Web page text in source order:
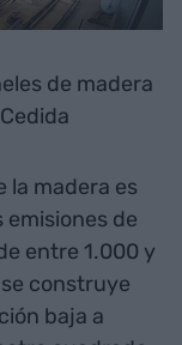
de madera
la madera es
emisiones de
entre 1.000 y
construye
baja a